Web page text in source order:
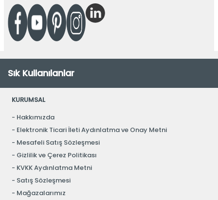
Sık Kullanılanlar
KURUMSAL
Hakkımızda
Elektronik Ticari İleti Aydınlatma ve Onay Metni
Mesafeli Satış Sözleşmesi
Gizlilik ve Çerez Politikası
KVKK Aydınlatma Metni
Satış Sözleşmesi
Mağazalarımız